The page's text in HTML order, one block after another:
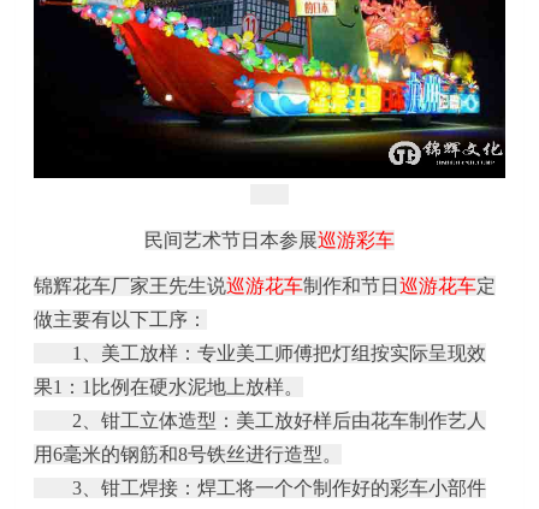
民间艺术节日本参展巡游彩车
锦辉花车厂家王先生说巡游花车制作和节日巡游花车定
做主要有以下工序：
1、美工放样：专业美工师傅把灯组按实际呈现效
果1：1比例在硬水泥地上放样。
2、钳工立体造型：美工放好样后由花车制作艺人
用6毫米的钢筋和8号铁丝进行造型。
3、钳工焊接：焊工将一个个制作好的彩车小部件